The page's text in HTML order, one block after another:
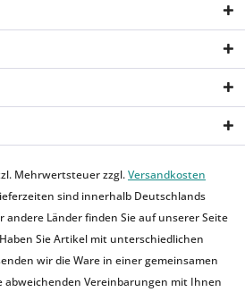
Mehrwertsteuer zzgl.Versandkosten
sind innerhalb Deutschlands
andere Länder finden Sie auf unserer Seite
Sie Artikel mit unterschiedlichen
wir die Ware in einer gemeinsamen
abweichenden Vereinbarungen mit Ihnen